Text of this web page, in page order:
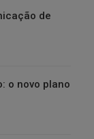
de
o novo plano